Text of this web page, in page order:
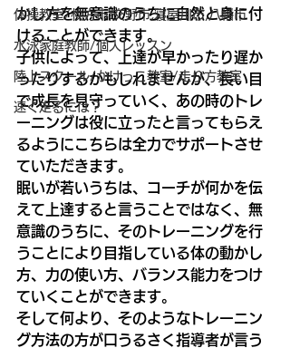
体操教室/枚方市,交野市,寝屋川市,八幡市
水泳家庭教師/個人レッスン
陸上スクール/かけっこ教室/走り方教室
速く走るには？
かし方を無意識のうちに自然と身に付
けることができます。
子供によって、上達が早かったり遅か
ったりするかもしれませんが、長い目
で成長を見守っていく、あの時のトレ
ーニングは役に立ったと言ってもらえ
るようにこちらは全力でサポートさせ
ていただきます。
眠いが若いうちは、コーチが何かを伝
えて上達すると言うことではなく、無
意識のうちに、そのトレーニングを行
うことにより目指している体の動かし
方、力の使い方、バランス能力をつけ
ていくことができます。
そして何より、そのようなトレーニン
グ方法の方が口うるさく指導者が言う